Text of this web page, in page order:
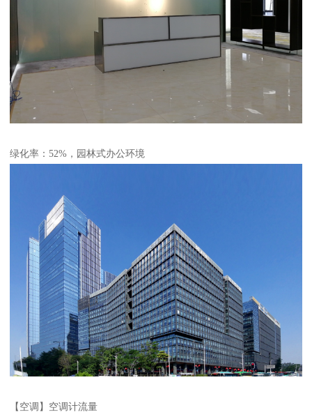
绿化率：52%，园林式办公环境
【空调】空调计流量